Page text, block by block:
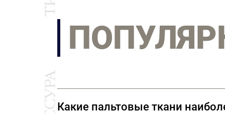
Какие пальтовые ткани